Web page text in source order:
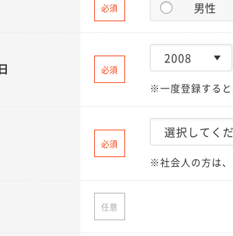
必須 男性
必須
※一度登録する
必須
※社会人の方は、
任意